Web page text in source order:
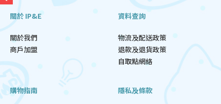
關於 IP&E
關於我們
商戶加盟
資料查詢
物流及配送政策
退款及退貨政策
自取點網絡
購物指南 隱私及條款